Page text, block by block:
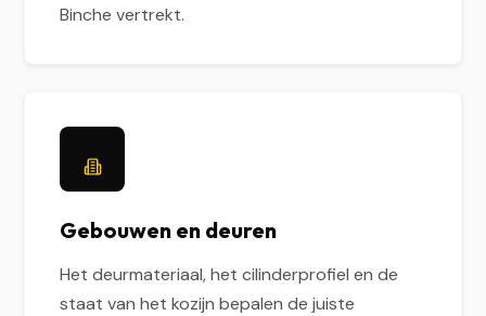
Binche vertrekt.
Gebouwen en deuren
Het deurmateriaal, het cilinderprofiel en de
staat van het kozijn bepalen de juiste